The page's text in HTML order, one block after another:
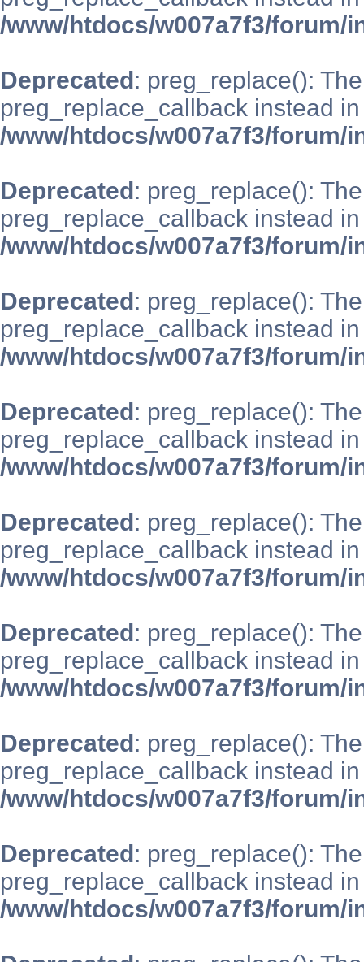
/www/htdocs/w007a7f3/forum/
Deprecated: preg_replace():
preg_replace_callback instead in
/www/htdocs/w007a7f3/forum/
Deprecated: preg_replace():
preg_replace_callback instead in
/www/htdocs/w007a7f3/forum/
Deprecated: preg_replace():
preg_replace_callback instead in
/www/htdocs/w007a7f3/forum/
Deprecated: preg_replace():
preg_replace_callback instead in
/www/htdocs/w007a7f3/forum/
Deprecated: preg_replace():
preg_replace_callback instead in
/www/htdocs/w007a7f3/forum/
Deprecated: preg_replace():
preg_replace_callback instead in
/www/htdocs/w007a7f3/forum/
Deprecated: preg_replace():
preg_replace_callback instead in
/www/htdocs/w007a7f3/forum/
Deprecated: preg_replace():
preg_replace_callback instead in
/www/htdocs/w007a7f3/forum/